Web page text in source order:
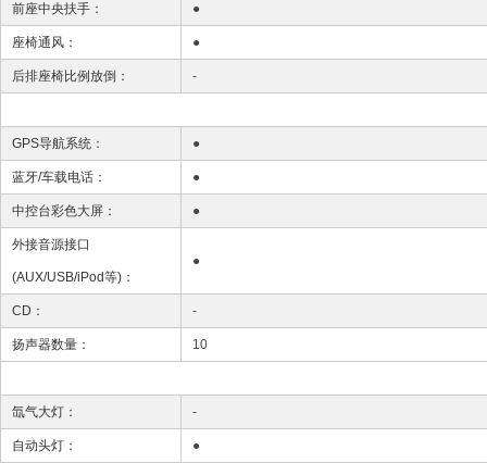
前座中央扶手： ●
座椅通风： ●
后排座椅比例放倒： -
GPS导航系统： ●
蓝牙/车载电话： ●
中控台彩色大屏： ●
外接音源接口
(AUX/USB/iPod等)：
●
CD： -
扬声器数量： 10
氙气大灯： -
自动头灯： ●